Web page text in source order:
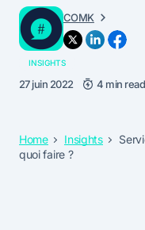
COMK
INSIGHTS
27 juin 2022 4 min read
Home Insights
quoi faire ?